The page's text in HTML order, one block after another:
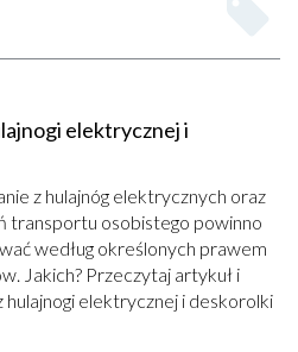
elektrycznej i
z hulajnóg elektrycznych oraz
transportu osobistego powinno
według określonych prawem
Jakich? Przeczytaj artykuł i
hulajnogi elektrycznej i deskorolki